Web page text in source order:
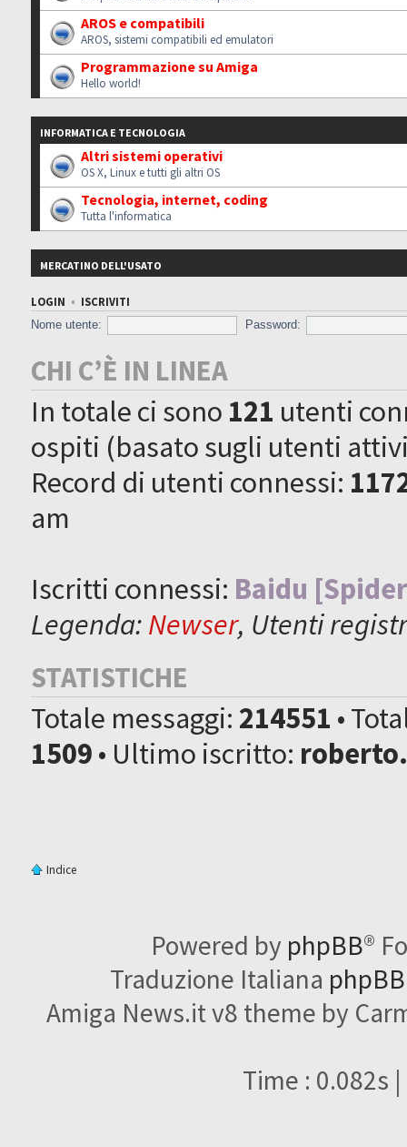
AROS e compatibili
AROS, sistemi compatibili ed emulatori
Programmazione su Amiga
Hello world!
INFORMATICA E TECNOLOGIA
Altri sistemi operativi
OS X, Linux e tutti gli altri OS
Tecnologia, internet, coding
Tutta l'informatica
MERCATINO DELL'USATO
LOGIN • ISCRIVITI
Nome utente:
Password:
CHI C’È IN LINEA
In totale ci sono 121 utenti
ospiti (basato sugli utenti
Record di utenti connessi:
am
Iscritti connessi: Baidu
Legenda:Newser, Utenti
STATISTICHE
Totale messaggi: 214551 •
1509• Ultimo iscritto:
Indice
Powered by phpBB®
Traduzione Italiana
Amiga News.it v8 theme by
Time : 0.082s